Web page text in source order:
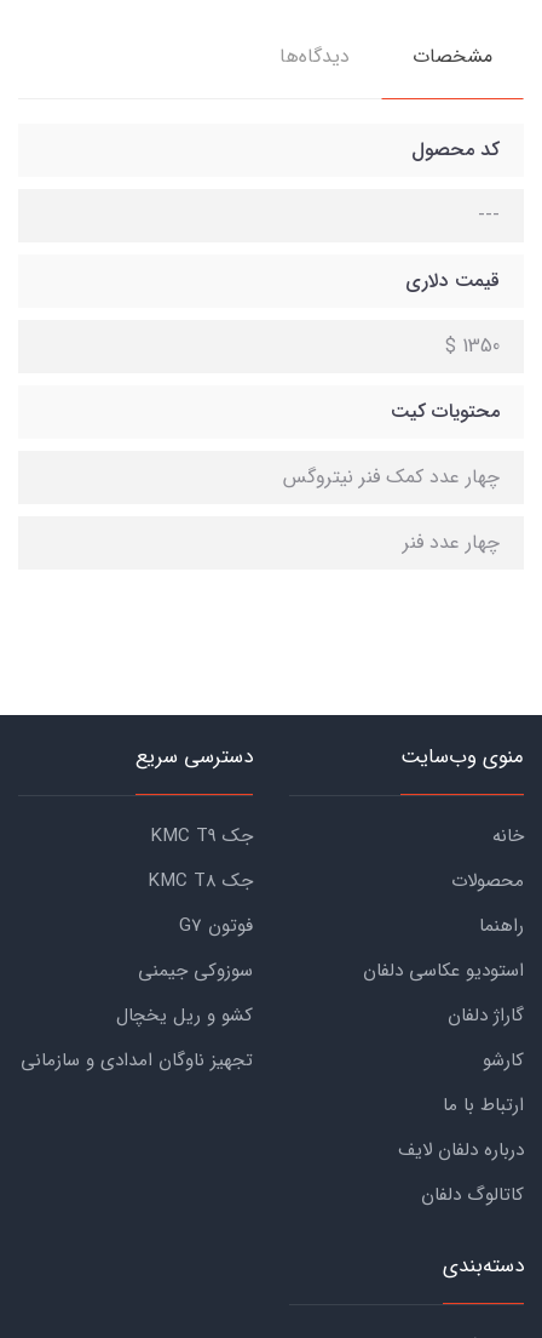
مشخصات دیدگاه‌ها
کد محصول
---
قیمت دلاری
1350 $
محتویات کیت
چهار عدد کمک فنر نیتروگس
چهار عدد فنر
منوی وب‌سایت
خانه
محصولات
راهنما
استودیو عکاسی دلفان
گاراژ دلفان
کارشو
ارتباط با ما
درباره دلفان لایف
کاتالوگ دلفان
دسترسی سریع
جک KMC T9
جک KMC T8
فوتون G7
سوزوکی جیمنی
کشو و ریل یخچال
تجهیز ناوگان امدادی و سازمانی
دسته‌بندی